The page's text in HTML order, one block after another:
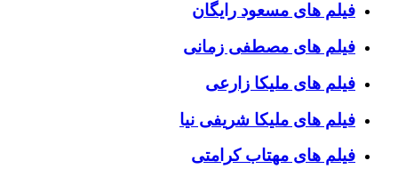
فیلم های مسعود رایگان
فیلم های مصطفی زمانی
فیلم های ملیکا زارعی
فیلم های ملیکا شریفی نیا
فیلم های مهتاب کرامتی